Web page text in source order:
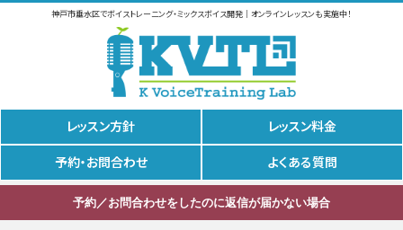
神戸市垂水区でボイストレーニング・ミックスボイス開発｜オンラインレッスンも実施中！
レッスン方針
レッスン料金
予約・お問合わせ
よくある質問
予約／お問合わせをしたのに返信が届かない場合